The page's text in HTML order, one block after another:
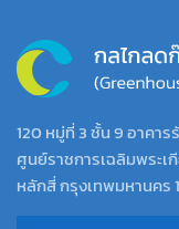
120 หมู่ที่ 3 ชั้น 9 อาคา
ศูนย์ราชการเฉลิมพระ
หลักสี่ กรุงเทพมหานคร